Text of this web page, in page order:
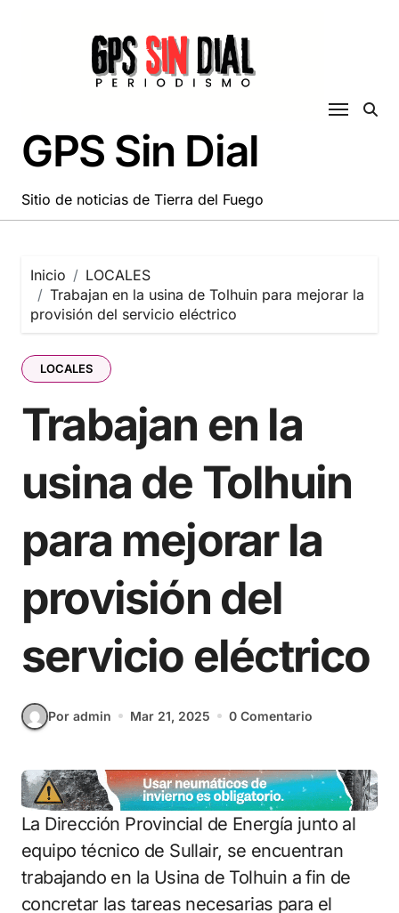
GPS Sin Dial
Sitio de noticias de Tierra del Fuego
Inicio
LOCALES
Trabajan en la usina de Tolhuin para mejorar la
provisión del servicio eléctrico
LOCALES
Trabajan en la
usina de Tolhuin
para mejorar la
provisión del
servicio eléctrico
Por admin Mar 21, 2025 0 Comentario
La Dirección Provincial de Energía junto al
equipo técnico de Sullair, se encuentran
trabajando en la Usina de Tolhuin a fin de
concretar las tareas necesarias para el